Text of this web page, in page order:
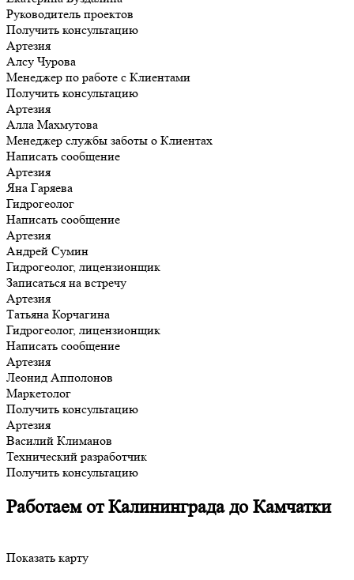
Руководитель проектов
Получить консультацию
Артезия
Алсу Чурова
Менеджер по работе с Клиентами
Получить консультацию
Артезия
Алла Махмутова
Менеджер службы заботы о Клиентах
Написать сообщение
Артезия
Яна Гаряева
Гидрогеолог
Написать сообщение
Артезия
Андрей Сумин
Гидрогеолог, лицензионщик
Записаться на встречу
Артезия
Татьяна Корчагина
Гидрогеолог, лицензионщик
Написать сообщение
Артезия
Леонид Апполонов
Маркетолог
Получить консультацию
Артезия
Василий Климанов
Технический разработчик
Получить консультацию
Работаем от Калининграда до Камчатки
Показать карту